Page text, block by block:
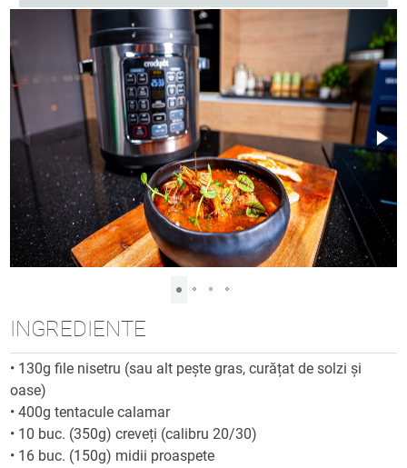
INGREDIENTE
• 130g file nisetru (sau alt pește gras, curățat de solzi și
oase)
•400g tentacule calamar
• 10 buc. (350g) creveți (calibru 20/30)
• 16 buc. (150g) midii proaspete